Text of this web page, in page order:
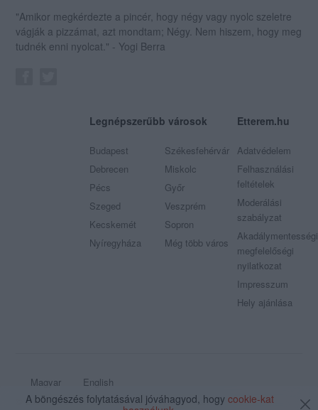
"Amikor megkérdezte a pincér, hogy négy vagy nyolc szeletre
vágják a pizzámat, azt mondtam; Négy. Nem hiszem, hogy meg
tudnék enni nyolcat." - Yogi Berra
Legnépszerűbb városok
Budapest
Debrecen
Pécs
Szeged
Kecskemét
Nyíregyháza
Székesfehérvár
Miskolc
Győr
Veszprém
Sopron
Még több város
Etterem.hu
Adatvédelem
Felhasználási
feltételek
Moderálási
szabályzat
Akadálymentességi
megfelelőségi
nyilatkozat
Impresszum
Hely ajánlása
Magyar
English
© 2009 - 2026 Etterem.hu - Minden jog fenntartva
A böngészés folytatásával jóváhagyod, hogy cookie-kat